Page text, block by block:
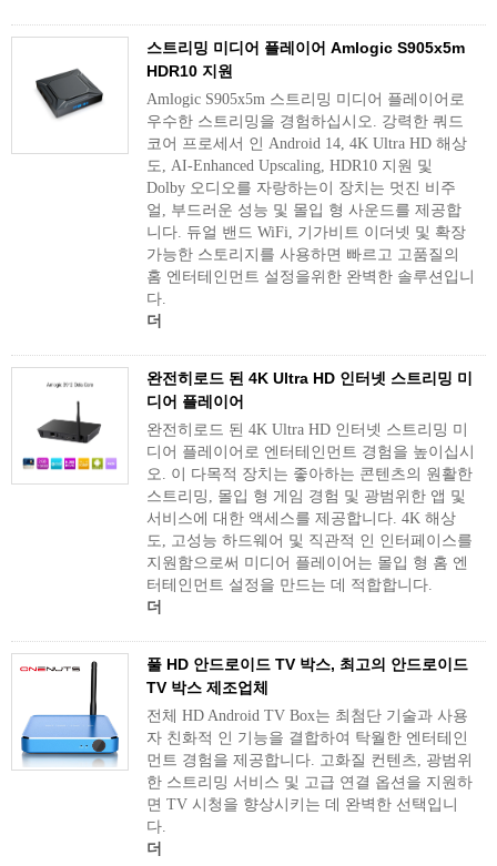
스트리밍 미디어 플레이어 Amlogic S905x5m
HDR10 지원
Amlogic S905x5m 스트리밍 미디어 플레이어로
우수한 스트리밍을 경험하십시오. 강력한 쿼드
코어 프로세서 인 Android 14, 4K Ultra HD 해상
도, AI-Enhanced Upscaling, HDR10 지원 및
Dolby 오디오를 자랑하는이 장치는 멋진 비주
얼, 부드러운 성능 및 몰입 형 사운드를 제공합
니다. 듀얼 밴드 WiFi, 기가비트 이더넷 및 확장
가능한 스토리지를 사용하면 빠르고 고품질의
홈 엔터테인먼트 설정을위한 완벽한 솔루션입니
다.
더
완전히로드 된 4K Ultra HD 인터넷 스트리밍 미
디어 플레이어
완전히로드 된 4K Ultra HD 인터넷 스트리밍 미
디어 플레이어로 엔터테인먼트 경험을 높이십시
오. 이 다목적 장치는 좋아하는 콘텐츠의 원활한
스트리밍, 몰입 형 게임 경험 및 광범위한 앱 및
서비스에 대한 액세스를 제공합니다. 4K 해상
도, 고성능 하드웨어 및 직관적 인 인터페이스를
지원함으로써 미디어 플레이어는 몰입 형 홈 엔
터테인먼트 설정을 만드는 데 적합합니다.
더
풀 HD 안드로이드 TV 박스, 최고의 안드로이드
TV 박스 제조업체
전체 HD Android TV Box는 최첨단 기술과 사용
자 친화적 인 기능을 결합하여 탁월한 엔터테인
먼트 경험을 제공합니다. 고화질 컨텐츠, 광범위
한 스트리밍 서비스 및 고급 연결 옵션을 지원하
면 TV 시청을 향상시키는 데 완벽한 선택입니
다.
더